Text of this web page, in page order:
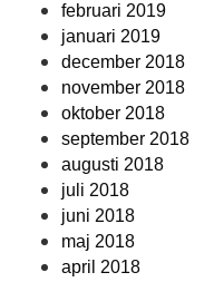
februari 2019
januari 2019
december 2018
november 2018
oktober 2018
september 2018
augusti 2018
juli 2018
juni 2018
maj 2018
april 2018